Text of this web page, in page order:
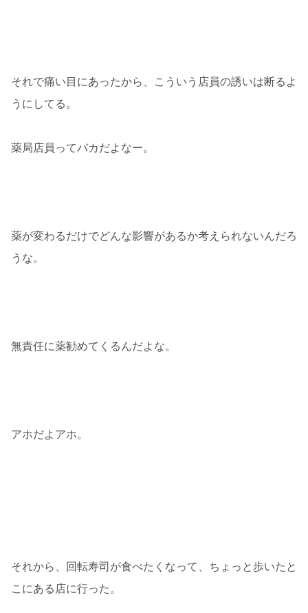
それで痛い目にあったから、こういう店員の誘いは断るよ
うにしてる。
薬局店員ってバカだよなー。
薬が変わるだけでどんな影響があるか考えられないんだろ
うな。
無責任に薬勧めてくるんだよな。
アホだよアホ。
それから、回転寿司が食べたくなって、ちょっと歩いたと
こにある店に行った。